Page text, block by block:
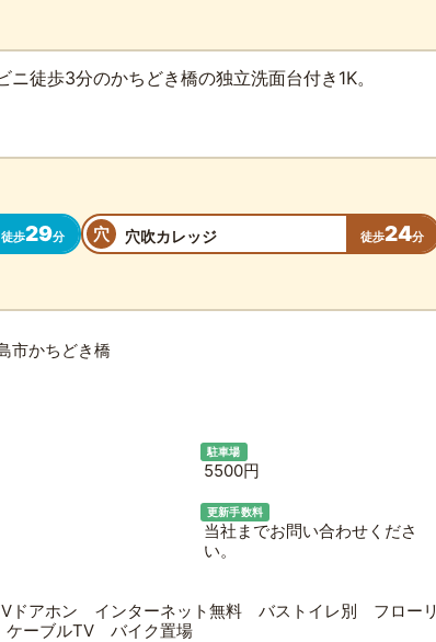
徒歩3分のかちどき橋の独立洗面台付き1K。
徒歩29分 穴 穴吹カレッジ 徒歩24分
市かちどき橋
駐車場
5500円
更新手数料
当社までお問い合わせくださ
い。
アホン インターネット無料 バストイレ別 フローリ
ーブルTV バイク置場